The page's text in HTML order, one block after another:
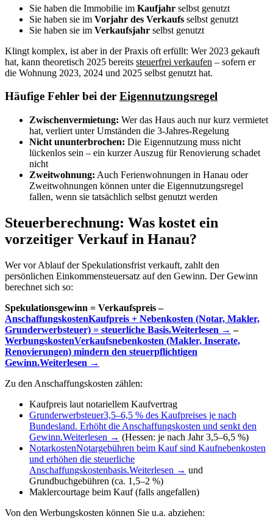
Sie haben die Immobilie im Kaufjahr selbst genutzt
Sie haben sie im Vorjahr des Verkaufs selbst genutzt
Sie haben sie im Verkaufsjahr selbst genutzt
Klingt komplex, ist aber in der Praxis oft erfüllt: Wer 2023 gekauft
hat, kann theoretisch 2025 bereits steuerfrei verkaufen – sofern er
die Wohnung 2023, 2024 und 2025 selbst genutzt hat.
Häufige Fehler bei der Eigennutzungsregel
Zwischenvermietung: Wer das Haus auch nur kurz vermietet
hat, verliert unter Umständen die 3-Jahres-Regelung
Nicht ununterbrochen: Die Eigennutzung muss nicht
lückenlos sein – ein kurzer Auszug für Renovierung schadet
nicht
Zweitwohnung: Auch Ferienwohnungen in Hanau oder
Zweitwohnungen können unter die Eigennutzungsregel
fallen, wenn sie tatsächlich selbst genutzt werden
Steuerberechnung: Was kostet ein
vorzeitiger Verkauf in Hanau?
Wer vor Ablauf der Spekulationsfrist verkauft, zahlt den
persönlichen Einkommensteuersatz auf den Gewinn. Der Gewinn
berechnet sich so:
Spekulationsgewinn = Verkaufspreis –
AnschaffungskostenKaufpreis + Nebenkosten (Notar, Makler,
Grunderwerbsteuer) = steuerliche Basis.Weiterlesen → –
WerbungskostenVerkaufsnebenkosten (Makler, Inserate,
Renovierungen) mindern den steuerpflichtigen
Gewinn.Weiterlesen →
Zu den Anschaffungskosten zählen:
Kaufpreis laut notariellem Kaufvertrag
Grunderwerbsteuer3,5–6,5 % des Kaufpreises je nach
Bundesland. Erhöht die Anschaffungskosten und senkt den
Gewinn.Weiterlesen → (Hessen: je nach Jahr 3,5–6,5 %)
NotarkostenNotargebühren beim Kauf sind Kaufnebenkosten
und erhöhen die steuerliche
Anschaffungskostenbasis.Weiterlesen → und
Grundbuchgebühren (ca. 1,5–2 %)
Maklercourtage beim Kauf (falls angefallen)
Von den Werbungskosten können Sie u.a. abziehen: